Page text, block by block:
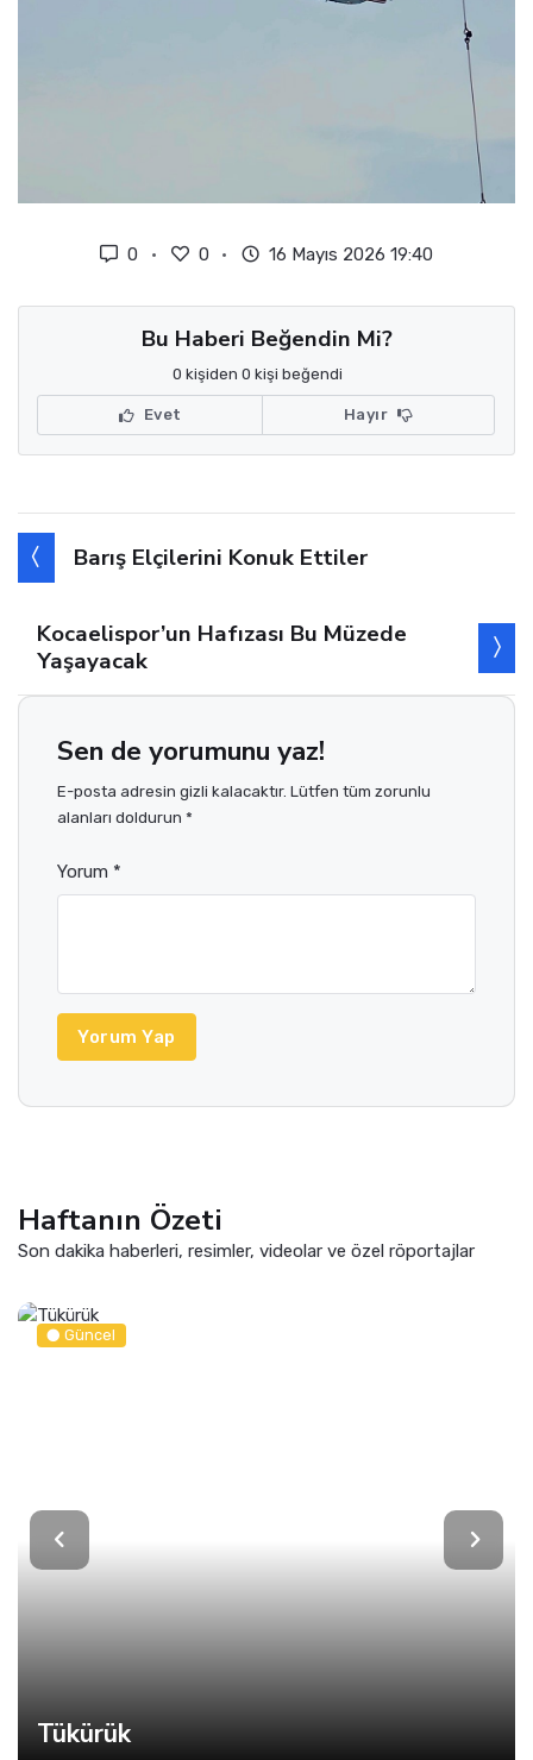
0 0 16 Mayıs 2026 19:40
Bu Haberi Beğendin Mi?
0 kişiden 0 kişi beğendi
Evet Hayır
Barış Elçilerini Konuk Ettiler
Kocaelispor’un Hafızası Bu Müzede
Yaşayacak
Sen de yorumunu yaz!
E-posta adresin gizli kalacaktır. Lütfen tüm zorunlu
alanları doldurun *
Yorum *
Yorum Yap
Haftanın Özeti
Son dakika haberleri, resimler, videolar ve özel röportajlar
Güncel
Tükürük